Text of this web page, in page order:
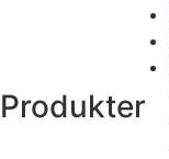
Produkter